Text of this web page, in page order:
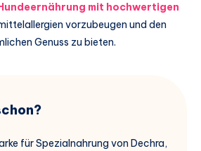
mit hochwertigen
vorzubeugen und den
Genuss zu bieten.
für Spezialnahrung von Dechra,